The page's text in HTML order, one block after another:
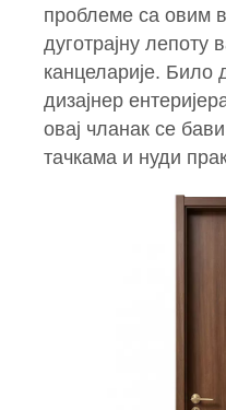
проблеме са овим
дуготрајну лепоту
канцеларије. Било
дизајнер
овај чланак се
тачкама и нуди